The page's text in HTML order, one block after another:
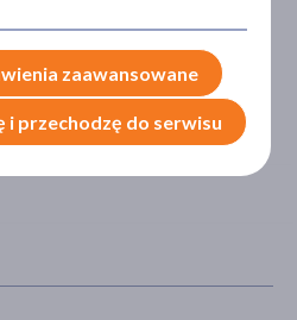
zaawansowane
i przechodzę do serwisu